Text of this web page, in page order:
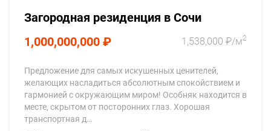
Загородная резиденция в Сочи
1,000,000,000 ₽
1,538,000 ₽/м2
Предложение для самых искушенных ценителей,
желающих насладиться абсолютным спокойствием и
гармонией с окружающим миром! Особняк находится в
месте, скрытом от посторонних глаз. Хорошая
транспортная д…